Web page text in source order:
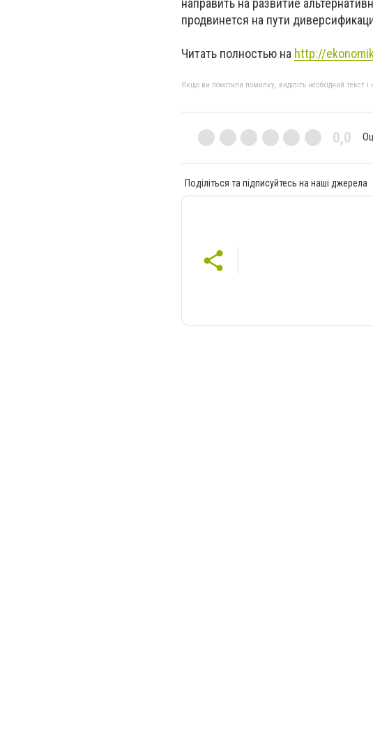
направить на развитие
продвинется на пути
Читать полностью на http://
Якщо ви помітили помилку, виділіть необхідний текст
0,0
Поділіться та підписуйтесь на наші джерела